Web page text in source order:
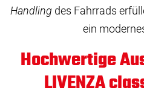
Handling des Fahrrads
ein
Hochwertige
LIVENZA